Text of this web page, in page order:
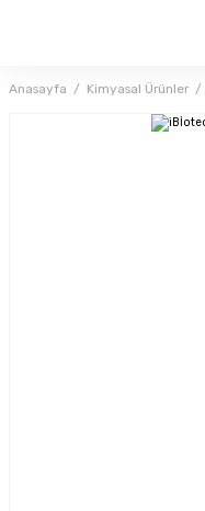
Anasayfa Kimyasal Ürünler